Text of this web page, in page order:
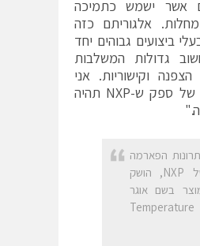
אשר ישמש כתמיכה
מחלות. אלגוריתם כזה
ביצועים גבוהים יחד
גדולות המשלבות
וקישוריות. אני
מאמין ללא צל של ספק ש-NXP תהיה
הפארמה
החכמים של NXP, הושק
בשם אוגר
טמפרטורה Temperature